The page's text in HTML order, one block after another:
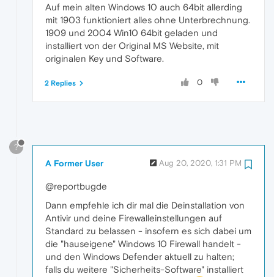
Auf mein alten Windows 10 auch 64bit allerding
mit 1903 funktioniert alles ohne Unterbrechnung.
1909 und 2004 Win10 64bit geladen und
installiert von der Original MS Website, mit
originalen Key und Software.
0
2 Replies
?
A Former User Aug 20, 2020, 1:31 PM
@reportbugde
Dann empfehle ich dir mal die Deinstallation von
Antivir und deine Firewalleinstellungen auf
Standard zu belassen - insofern es sich dabei um
die "hauseigene" Windows 10 Firewall handelt -
und den Windows Defender aktuell zu halten;
falls du weitere "Sicherheits-Software" installiert